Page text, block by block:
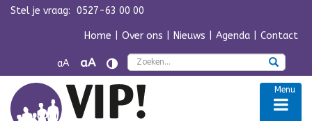
Navigatie overslaan
Stel je vraag: 0527-63 00 00
Home Over ons Nieuws Agenda Contact
aA aA
Menu